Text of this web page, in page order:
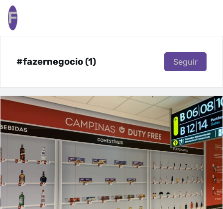
F
#fazernegocio (1) Seguir